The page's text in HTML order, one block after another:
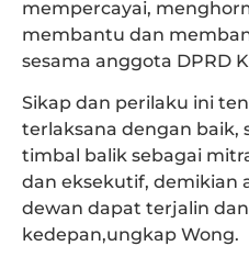
mempercayai,
membantu dan
sesama anggota DPRD
Sikap dan perilaku ini
terlaksana dengan baik,
timbal balik sebagai
dan eksekutif, demikian
dewan dapat terjalin
kedepan,ungkap Wong.